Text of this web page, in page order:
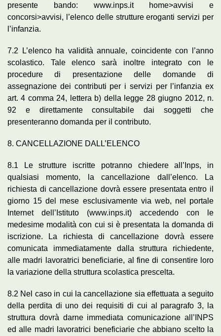
presente bando: www.inps.it home>avvisi e
concorsi>avvisi, l’elenco delle strutture eroganti servizi per
l’infanzia.
7.2 L’elenco ha validità annuale, coincidente con l’anno
scolastico. Tale elenco sarà inoltre integrato con le
procedure di presentazione delle domande di
assegnazione dei contributi per i servizi per l’infanzia ex
art. 4 comma 24, lettera b) della legge 28 giugno 2012, n.
92 e direttamente consultabile dai soggetti che
presenteranno domanda per il contributo.
8. CANCELLAZIONE DALL’ELENCO
8.1 Le strutture iscritte potranno chiedere all’Inps, in
qualsiasi momento, la cancellazione dall’elenco. La
richiesta di cancellazione dovrà essere presentata entro il
giorno 15 del mese esclusivamente via web, nel portale
Internet dell’Istituto (www.inps.it) accedendo con le
medesime modalità con cui si è presentata la domanda di
iscrizione. La richiesta di cancellazione dovrà essere
comunicata immediatamente dalla struttura richiedente,
alle madri lavoratrici beneficiarie, al fine di consentire loro
la variazione della struttura scolastica prescelta.
8.2 Nel caso in cui la cancellazione sia effettuata a seguito
della perdita di uno dei requisiti di cui al paragrafo 3, la
struttura dovrà darne immediata comunicazione all’INPS
ed alle madri lavoratrici beneficiarie che abbiano scelto la